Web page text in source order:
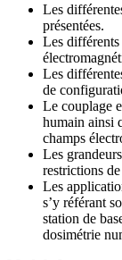
Les
présentées.
Les différents
Les
de
Le couplage
humain ainsi
champs
Les
restrictions
Les
s’y référant
station de
dosimétrie